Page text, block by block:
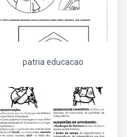
patria educacao